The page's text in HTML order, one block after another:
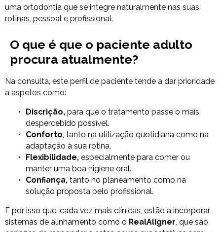
uma ortodontia que se integre naturalmente nas suas
rotinas, pessoal e profissional.
O que é que o paciente adulto
procura atualmente?
Na consulta, este perfil de paciente tende a dar prioridade
a aspetos como:
Discrição, para que o tratamento passe o mais
despercebido possível.
Conforto, tanto na utilização quotidiana como na
adaptação à sua rotina.
Flexibilidade, especialmente para comer ou
manter uma boa higiene oral.
Confiança, tanto no planeamento como na
solução proposta pelo profissional.
É por isso que, cada vez mais clínicas, estão a incorporar
sistemas de alinhamento como o RealAligner, que são